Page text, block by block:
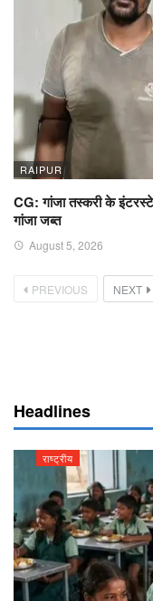
RAIPUR
CG: गांजा तस्करी के
गांजा जब्त
August 5, 2026
PREVIOUS NEXT
Headlines
राष्ट्रीय